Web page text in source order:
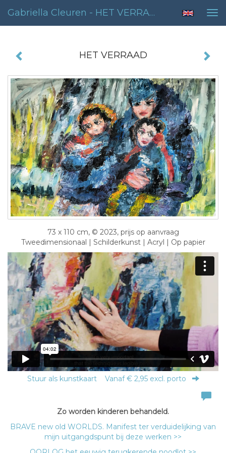
Gabriella Cleuren - HET VERRAAD
HET VERRAAD
73 x 110 cm, © 2023, prijs op aanvraag
Tweedimensionaal | Schilderkunst | Acryl | Op papier
Stuur als kunstkaart Vanaf € 2,95 excl. porto
Zo worden kinderen behandeld.
BRAVE new old WORLDS. Manifest ter verduidelijking van
mijn uitgangdspunt bij deze werken >>